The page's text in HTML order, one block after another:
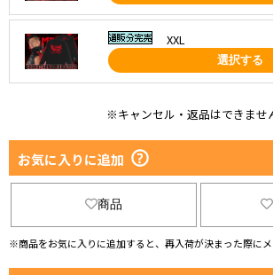
XXL
選択する
※キャンセル・返品はできませ
お気に入りに追加
商品
※商品をお気に入りに追加すると、再入荷が決まった際にメ